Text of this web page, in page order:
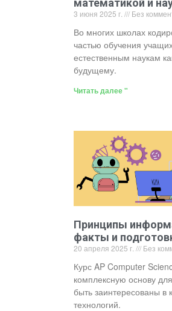
математикой и
3 июня 2025 г. Без
Во многих школах
частью обучения
естественным наукам
будущему.
Читать далее "
Принципы
факты и
20 апреля 2025 г. Без
Курс AP Computer
комплексную основу
быть заинтересованы в
технологий.